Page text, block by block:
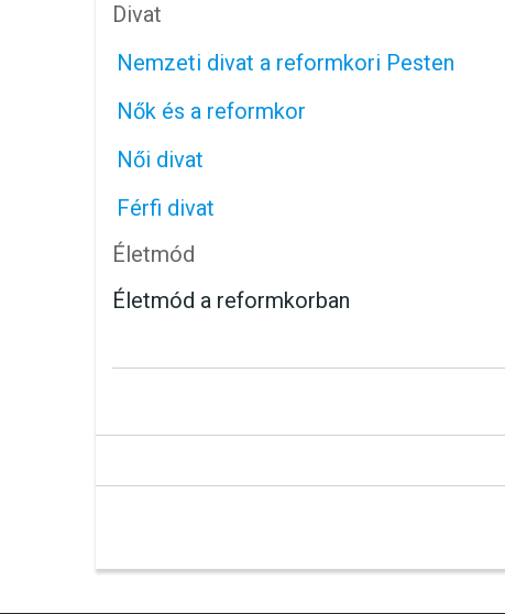
Divat
Nemzeti divat a reformkori Pesten
Nők és a reformkor
Női divat
Férfi divat
Életmód
Életmód a reformkorban